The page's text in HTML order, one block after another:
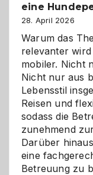
eine
28. April 2026
Warum das
relevanter
mobiler. Nicht
Nicht nur aus
Lebensstil
Reisen und
sodass die
zunehmend
Darüber
eine
Betreuung zu